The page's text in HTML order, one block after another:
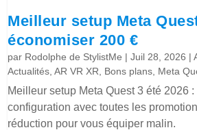
Meilleur setup Meta
économiser 200 €
par Rodolphe de StylistMe |Juil 28, 2026 |
Actualités ,AR VR XR Bons plans Meta
Meilleur setup Meta Quest 3 été 2026
configuration avec toutes les
réduction pour vous équiper malin.